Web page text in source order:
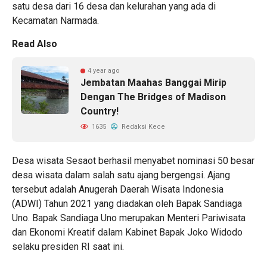
satu desa dari 16 desa dan kelurahan yang ada di
Kecamatan Narmada.
Read Also
4 year ago
Jembatan Maahas Banggai Mirip
Dengan The Bridges of Madison
Country!
1635 Redaksi Kece
Desa wisata Sesaot berhasil menyabet nominasi 50 besar
desa wisata dalam salah satu ajang bergengsi. Ajang
tersebut adalah Anugerah Daerah Wisata Indonesia
(ADWI) Tahun 2021 yang diadakan oleh Bapak Sandiaga
Uno. Bapak Sandiaga Uno merupakan Menteri Pariwisata
dan Ekonomi Kreatif dalam Kabinet Bapak Joko Widodo
selaku presiden RI saat ini.